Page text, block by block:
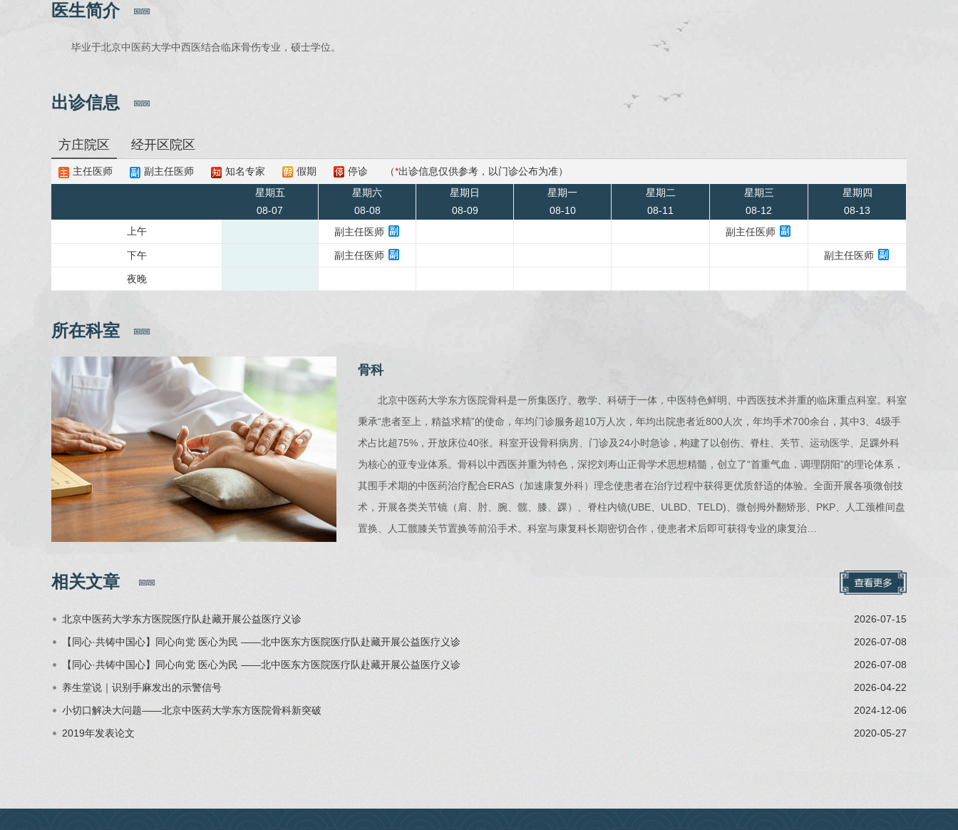
医生简介
毕业于北京中医药大学中西医结合临床骨伤专业，硕士学位。
出诊信息
方庄院区 经开区院区
主任医师 副主任医师 知名专家 假期 停诊 （*出诊信息仅供参考，以门诊公布为准）
星期五
08-07
星期六
08-08
星期日
08-09
星期一
08-10
星期二
08-11
星期三
08-12
星期四
08-13
上午
副主任医师 副主任医师
下午 副主任医师 副主任医师
夜晚
所在科室
骨科
北京中医药大学东方医院骨科是一所集医疗、教学、科研于一体，中医特色鲜明、中西医技术并重的临床重点科室。科室
秉承“患者至上，精益求精”的使命，年均门诊服务超10万人次，年均出院患者近800人次，年均手术700余台，其中3、4级手
术占比超75%，开放床位40张。科室开设骨科病房、门诊及24小时急诊，构建了以创伤、脊柱、关节、运动医学、足踝外科
为核心的亚专业体系。骨科以中西医并重为特色，深挖刘寿山正骨学术思想精髓，创立了“首重气血，调理阴阳”的理论体系，
其围手术期的中医药治疗配合ERAS（加速康复外科）理念使患者在治疗过程中获得更优质舒适的体验。全面开展各项微创技
术，开展各类关节镜（肩、肘、腕、髋、膝、踝）、脊柱内镜(UBE、ULBD、TELD)、微创拇外翻矫形、PKP、人工颈椎间盘
置换、人工髋膝关节置换等前沿手术。科室与康复科长期密切合作，使患者术后即可获得专业的康复治…
相关文章
2026-07-15
北京中医药大学东方医院医疗队赴藏开展公益医疗义诊
2026-07-08
【同心·共铸中国心】同心向党 医心为民 ——北中医东方医院医疗队赴藏开展公益医疗义诊
2026-07-08
【同心·共铸中国心】同心向党 医心为民 ——北中医东方医院医疗队赴藏开展公益医疗义诊
2026-04-22
养生堂说｜识别手麻发出的示警信号
2024-12-06
小切口解决大问题——北京中医药大学东方医院骨科新突破
2020-05-27
2019年发表论文